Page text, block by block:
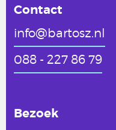
Contact
info@bartosz.nl
088 - 227 86 79
Bezoek